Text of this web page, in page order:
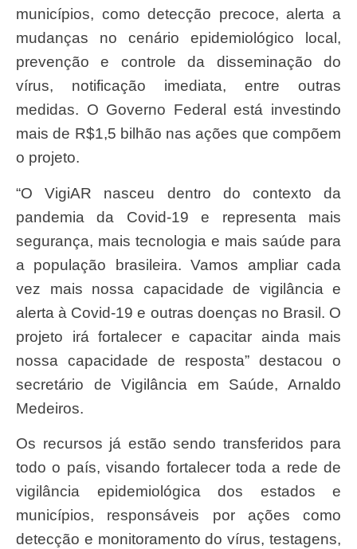
municípios, como detecção precoce, alerta a
mudanças no cenário epidemiológico local,
prevenção e controle da disseminação do
vírus, notificação imediata, entre outras
medidas. O Governo Federal está investindo
mais de R$1,5 bilhão nas ações que compõem
o projeto.
“O VigiAR nasceu dentro do contexto da
pandemia da Covid-19 e representa mais
segurança, mais tecnologia e mais saúde para
a população brasileira. Vamos ampliar cada
vez mais nossa capacidade de vigilância e
alerta à Covid-19 e outras doenças no Brasil. O
projeto irá fortalecer e capacitar ainda mais
nossa capacidade de resposta” destacou o
secretário de Vigilância em Saúde, Arnaldo
Medeiros.
Os recursos já estão sendo transferidos para
todo o país, visando fortalecer toda a rede de
vigilância epidemiológica dos estados e
municípios, responsáveis por ações como
detecção e monitoramento do vírus, testagens,